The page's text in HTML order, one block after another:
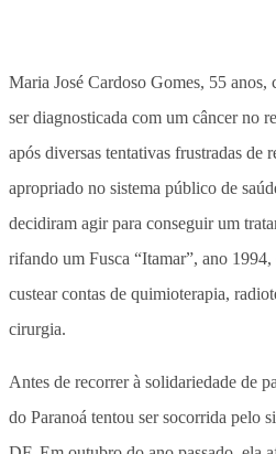
Maria José Cardoso Gomes, 55 anos,
ser diagnosticada com um câncer no
após diversas tentativas frustradas de
apropriado no sistema público de
decidiram agir para conseguir um
rifando um Fusca “Itamar”, ano
custear contas de quimioterapia,
cirurgia.
Antes de recorrer à solidariedade de
do Paranoá tentou ser socorrida pelo